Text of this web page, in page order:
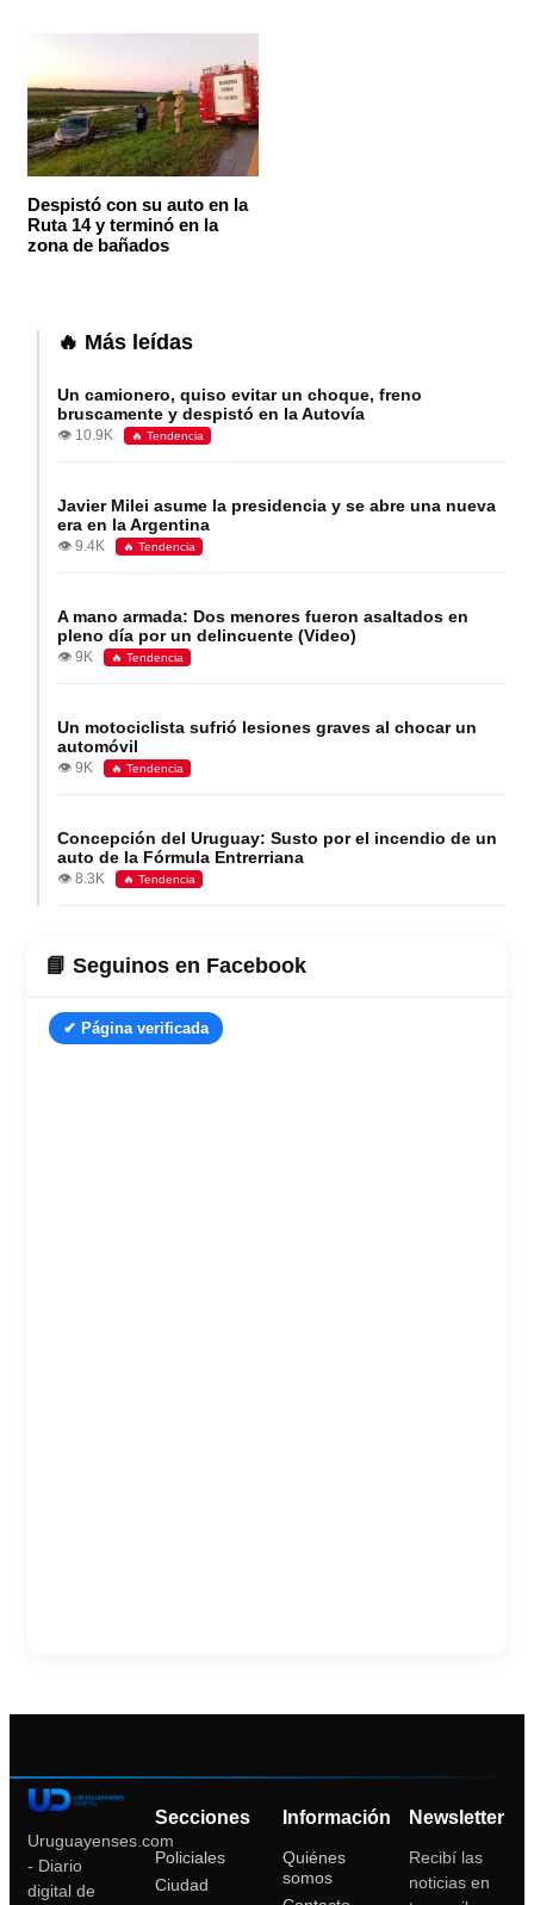
Despistó con su auto en la
Ruta 14 y terminó en la
zona de bañados
🔥 Más leídas
Un camionero, quiso evitar un choque, freno
bruscamente y despistó en la Autovía
👁️ 10.9K 🔥 Tendencia
Javier Milei asume la presidencia y se abre una nueva
era en la Argentina
👁️ 9.4K 🔥 Tendencia
A mano armada: Dos menores fueron asaltados en
pleno día por un delincuente (Video)
👁️ 9K 🔥 Tendencia
Un motociclista sufrió lesiones graves al chocar un
automóvil
👁️ 9K 🔥 Tendencia
Concepción del Uruguay: Susto por el incendio de un
auto de la Fórmula Entrerriana
👁️ 8.3K 🔥 Tendencia
📘 Seguinos en Facebook
✔ Página verificada
Uruguayenses.com
- Diario
digital de
Secciones
Policiales
Ciudad
Información
Quiénes
somos
Newsletter
Recibí las
noticias en